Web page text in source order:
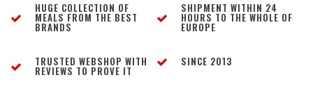
HUGE COLLECTION OF
MEALS FROM THE BEST
BRANDS
SHIPMENT WITHIN 24
HOURS TO THE WHOLE OF
EUROPE
TRUSTED WEBSHOP WITH
REVIEWS TO PROVE IT
SINCE 2013